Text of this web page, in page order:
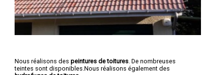
Nous réalisons des peintures de toitures . De nombreuses
teintes sont disponibles.Nous réalisons également des